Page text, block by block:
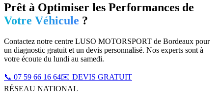
Prêt à Optimiser les Performances de
Votre Véhicule ?
Contactez notre centre LUSO MOTORSPORT de Bordeaux pour
un diagnostic gratuit et un devis personnalisé. Nos experts sont à
votre écoute du lundi au samedi.
📞 07 59 66 16 64✉️ DEVIS GRATUIT
RÉSEAU NATIONAL